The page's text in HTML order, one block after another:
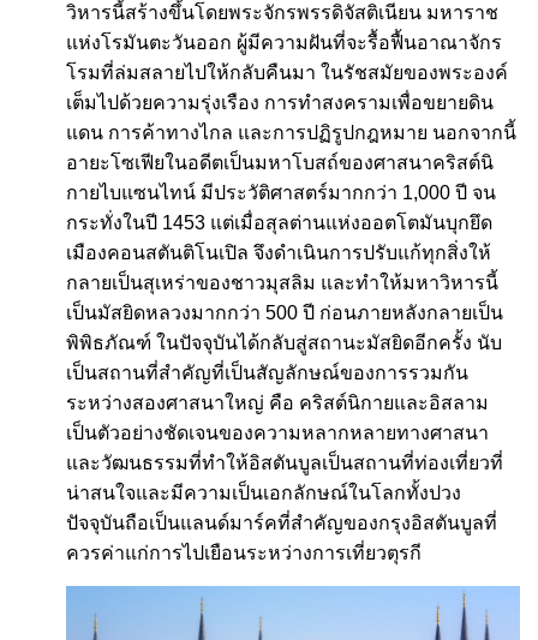
วิหารนี้สร้างขึ้นโดยพระจักรพรรดิจัสติเนียน มหาราช
แห่งโรมันตะวันออก ผู้มีความฝันที่จะรื้อฟื้นอาณาจักร
โรมที่ล่มสลายไปให้กลับคืนมา ในรัชสมัยของพระองค์
เต็มไปด้วยความรุ่งเรือง การทำสงครามเพื่อขยายดิน
แดน การค้าทางไกล และการปฏิรูปกฎหมาย นอกจากนี้
อายะโซเฟียในอดีตเป็นมหาโบสถ์ของศาสนาคริสต์นิ
กายไบแซนไทน์ มีประวัติศาสตร์มากกว่า 1,000 ปี จน
กระทั่งในปี 1453 แต่เมื่อสุลต่านแห่งออตโตมันบุกยึด
เมืองคอนสตันติโนเปิล จึงดำเนินการปรับแก้ทุกสิ่งให้
กลายเป็นสุเหร่าของชาวมุสลิม และทำให้มหาวิหารนี้
เป็นมัสยิดหลวงมากกว่า 500 ปี ก่อนภายหลังกลายเป็น
พิพิธภัณฑ์ ในปัจจุบันได้กลับสู่สถานะมัสยิดอีกครั้ง นับ
เป็นสถานที่สำคัญที่เป็นสัญลักษณ์ของการรวมกัน
ระหว่างสองศาสนาใหญ่ คือ คริสต์นิกายและอิสลาม
เป็นตัวอย่างชัดเจนของความหลากหลายทางศาสนา
และวัฒนธรรมที่ทำให้อิสตันบูลเป็นสถานที่ท่องเที่ยวที่
น่าสนใจและมีความเป็นเอกลักษณ์ในโลกทั้งปวง
ปัจจุบันถือเป็นแลนด์มาร์คที่สำคัญของกรุงอิสตันบูลที่
ควรค่าแก่การไปเยือนระหว่างการเที่ยวตุรกี